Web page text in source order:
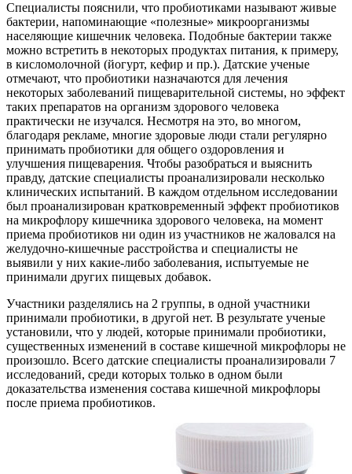
Специалисты пояснили, что пробиотиками называют живые
бактерии, напоминающие «полезные» микроорганизмы
населяющие кишечник человека. Подобные бактерии также
можно встретить в некоторых продуктах питания, к примеру,
в кисломолочной (йогурт, кефир и пр.). Датские ученые
отмечают, что пробиотики назначаются для лечения
некоторых заболеваний пищеварительной системы, но эффект
таких препаратов на организм здорового человека
практически не изучался. Несмотря на это, во многом,
благодаря рекламе, многие здоровые люди стали регулярно
принимать пробиотики для общего оздоровления и
улучшения пищеварения. Чтобы разобраться и выяснить
правду, датские специалисты проанализировали несколько
клинических испытаний. В каждом отдельном исследовании
был проанализирован кратковременный эффект пробиотиков
на микрофлору кишечника здорового человека, на момент
приема пробиотиков ни один из участников не жаловался на
желудочно-кишечные расстройства и специалисты не
выявили у них какие-либо заболевания, испытуемые не
принимали других пищевых добавок.
Участники разделялись на 2 группы, в одной участники
принимали пробиотики, в другой нет. В результате ученые
установили, что у людей, которые принимали пробиотики,
существенных изменений в составе кишечной микрофлоры не
произошло. Всего датские специалисты проанализировали 7
исследований, среди которых только в одном были
доказательства изменения состава кишечной микрофлоры
после приема пробиотиков.